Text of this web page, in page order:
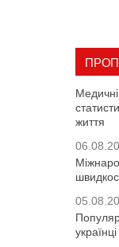
життя
українці